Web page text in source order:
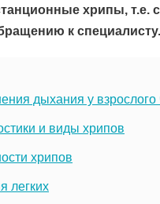
хрипы, т.е.
к специалисту.
дыхания у взрослого
и виды хрипов
хрипов
легких